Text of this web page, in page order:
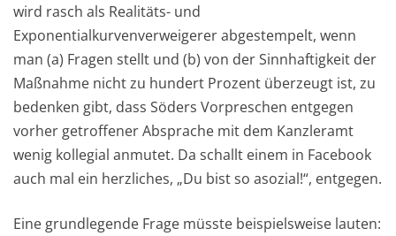
wird rasch als Realitäts- und
Exponentialkurvenverweigerer abgestempelt, wenn
man (a) Fragen stellt und (b) von der Sinnhaftigkeit der
Maßnahme nicht zu hundert Prozent überzeugt ist, zu
bedenken gibt, dass Söders Vorpreschen entgegen
vorher getroffener Absprache mit dem Kanzleramt
wenig kollegial anmutet. Da schallt einem in Facebook
auch mal ein herzliches, „Du bist so asozial!“, entgegen.
Eine grundlegende Frage müsste beispielsweise lauten: